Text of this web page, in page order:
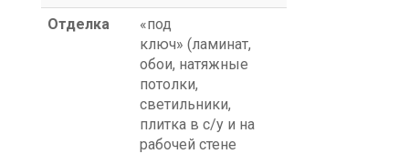
Отделка
«под
ключ» (ламинат,
обои, натяжные
потолки,
светильники,
плитка в с/у и на
рабочей стене